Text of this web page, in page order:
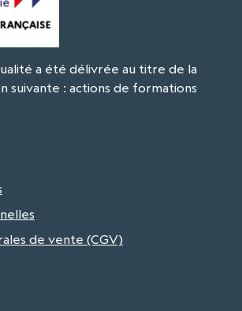
a été délivrée au titre de la
suivante : actions de formations
de vente (CGV)